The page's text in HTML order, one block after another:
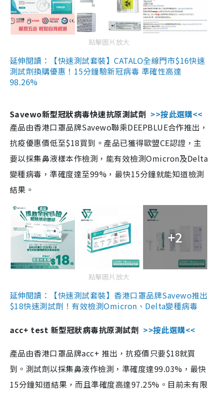
點擊圖片放大
延伸閱讀：【快速測試套裝】CATALO全線門市$16快速
測試劑換購優惠！15分鐘驗新冠病毒 準確性高達
98.26%
Savewo新型冠狀病毒快速抗原測試劑 >>按此選購<<
產品由香港口罩品牌Savewo聯乘DEEPBLUE合作推出，
抗疫優惠價低至$18買到。產品已獲得歐盟CE認證，主
要以採集鼻液樣本作檢測，能有效檢測Omicron及Delta
變種病毒，準確度達至99%，最快15分鐘就能知道檢測
結果。
+2
點擊圖片放大
延伸閱讀：【快速測試套裝】香港口罩品牌Savewo推出
$18快速測試劑！有效檢測Omicron、Delta變種病毒
acc+ test 新型冠狀病毒抗原測試劑 >>按此選購<<
產品由香港口罩品牌acc+ 推出，抗疫價只要$18就買
到。測試劑以採集鼻液作檢測，準確度達99.03%，最快
15分鐘知道結果，而且準確度高達97.25%。目前未有限